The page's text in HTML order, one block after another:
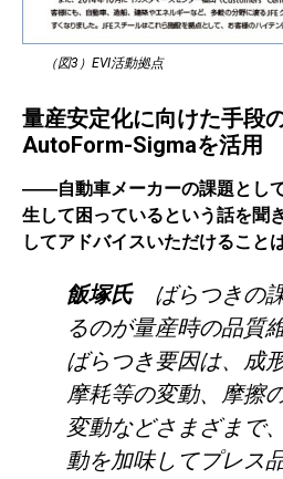
（図3）EVI活動拠点
量産安定化に向けた手段
AutoForm-Sigmaを活用
――自動車メーカーの課題とし
生して困っているという話を聞
してアドバイスいただけること
飯塚氏ばらつきの課
るのが量産時の品質
ばらつき要因は、成
摩耗等の変動、摩擦
変動などさまざまで
動を加味してプレス